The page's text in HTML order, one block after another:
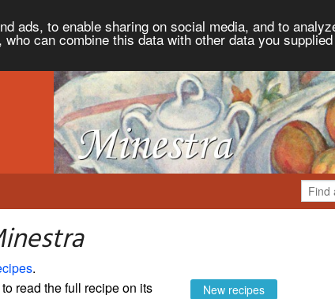
ads, to enable sharing on social media, and to
can combine this data with other data you
.
read the full recipe on its
New recipes